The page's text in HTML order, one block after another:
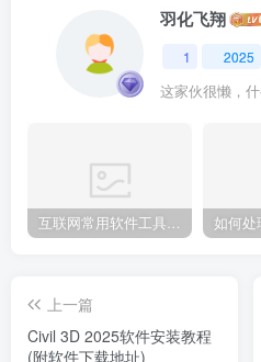
羽化飞翔
1 2025
这家伙很懒，
互联网常用软件工具资源汇总贴
上一篇
Civil 3D 2025软件安装教程
(附软件下载地址)